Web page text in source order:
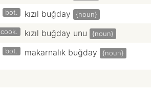
bot. kızıl buğday {noun}
cook. kızıl buğday unu {noun}
bot. makarnalık buğday {noun}